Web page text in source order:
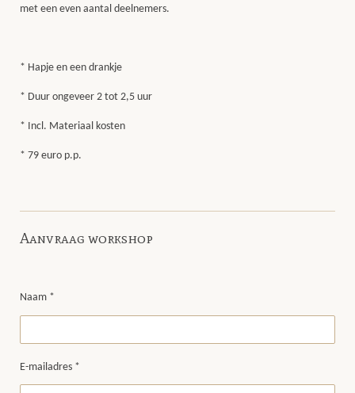
met een even aantal deelnemers.
* Hapje en een drankje
* Duur ongeveer 2 tot 2,5 uur
* Incl. Materiaal kosten
* 79 euro p.p.
Aanvraag workshop
Naam *
E-mailadres *